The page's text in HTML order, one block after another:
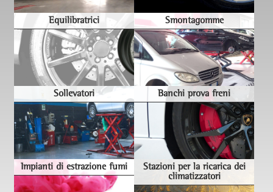
Equilibratrici Smontagomme
Sollevatori Banchi prova freni
Impianti di estrazione fumi
Stazioni per la ricarica dei
climatizzatori